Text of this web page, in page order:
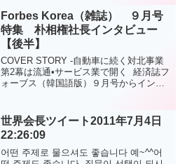
元旦から「初詣」と冠...
Forbes Korea（雑誌） ９月号
特集 朴相権社長インタビュー
【後半】
COVER STORY -自動車に続く対北事業
第2幕は流通•サービス業で開く 経済誌フ
ォーブス（韓国語版）９月号からインタ
販売•営業を展開する唯一の自動車メーカ
ーだ...
世界会長ツイート2011年7月4日
22:26:09
어떤 주제로 물으셔도 좋습니다 예~^^어